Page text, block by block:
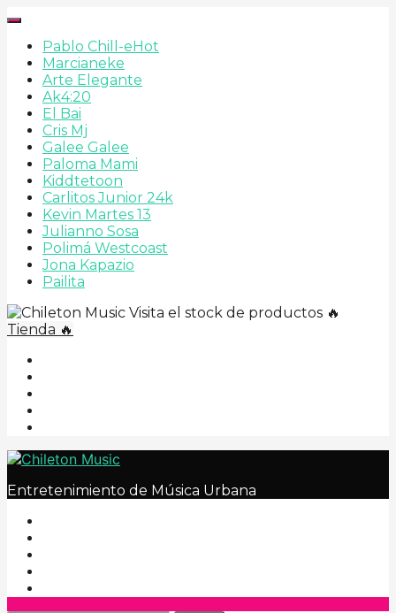
Pablo Chill-eHot
Marcianeke
Arte Elegante
Ak4:20
El Bai
Cris Mj
Galee Galee
Paloma Mami
Kiddtetoon
Carlitos Junior 24k
Kevin Martes 13
Julianno Sosa
Polimá Westcoast
Jona Kapazio
Pailita
Visita el stock de productos 🔥
Tienda 🔥
Entretenimiento de Música Urbana